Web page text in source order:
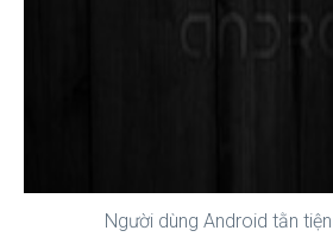
Người dùng Android tằn